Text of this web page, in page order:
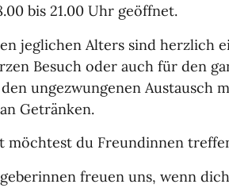
bis 21.00 Uhr geöffnet.
jeglichen Alters sind herzlich
Besuch oder auch für den
ungezwungenen Austausch
Getränken.
möchtest du Freundinnen
freuen uns, wenn